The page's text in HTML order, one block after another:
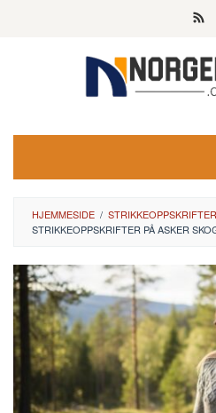
HJEMMESIDE / STRIKKEOPPSKRIFTER
STRIKKEOPPSKRIFTER PÅ ASKER